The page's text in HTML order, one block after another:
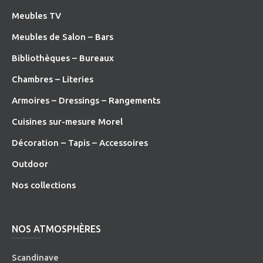
Meubles TV
Meubles de Salon – Bars
Bibliothèques – Bureaux
Chambres – Literies
Armoires – Dressings – Rangements
Cuisines sur-mesure Morel
Décoration – Tapis – Accessoires
Outdoor
Nos collections
NOS ATMOSPHÈRES
Scandinave